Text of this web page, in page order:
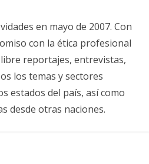
en mayo de 2007. Con
con la ética profesional
reportajes, entrevistas,
los temas y sectores
estados del país, así como
desde otras naciones.